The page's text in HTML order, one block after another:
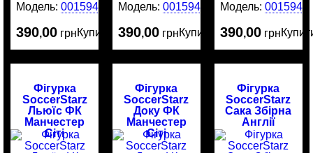
Модель:0015944
390,00 грнКупити
Модель:0015943
390,00 грнКупити
Модель: 0015942
390,00 грн
Фігурка
SoccerStarz
Льюїс ФК
Манчестер
Сіті
Фігурка
SoccerStarz
Доку ФК
Манчестер
Сіті
Фігурка
SoccerStarz
Сака Збірна
Англії